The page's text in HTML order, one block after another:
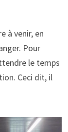
à venir, en
Pour
le temps
Ceci dit, il